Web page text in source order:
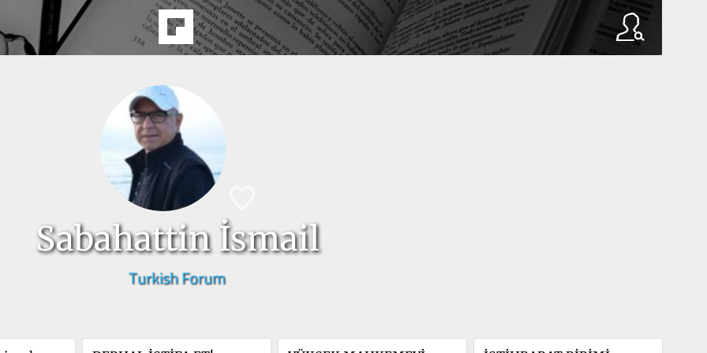
Sabahattin İsmail
Turkish Forum